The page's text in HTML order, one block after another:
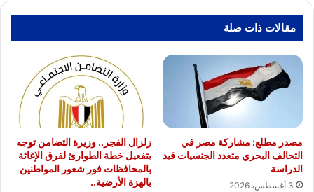
وجزيرة
مقالات ذات صلة
مصدر مطلع: مشاركة مصر في
التحالف البحري متعدد الجنسيات قيد
الدراسة
3 أغسطس، 2026
زلزال الفجر.. وزيرة التضامن توجه
بتفعيل خطة الطوارئ لفرق الإغاثة
بالمحافظات فور شعور المواطنين
بالهزة الأرضية..